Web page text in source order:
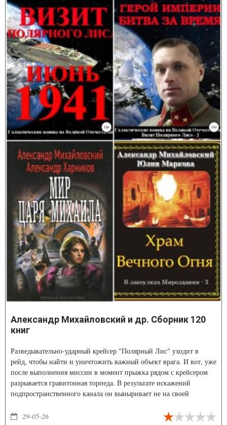
Александр Михайловский и др. Сборник 120
книг
Разведывательно-ударный крейсер "Полярный Лис" уходит в
рейд, чтобы найти и уничтожить важный объект врага. И вот, уже
после выполнения миссии в момент прыжка рядом с крейсером
разрывается гравитонная торпеда. В результате искажений
подпространственного канала он выныривает не на своей
НЭ После некоторой паузы крейсер устремляется к Земле для того
29-05-26